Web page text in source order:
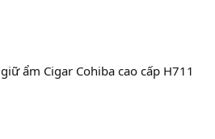
ẩm Cigar Cohiba cao cấp H711